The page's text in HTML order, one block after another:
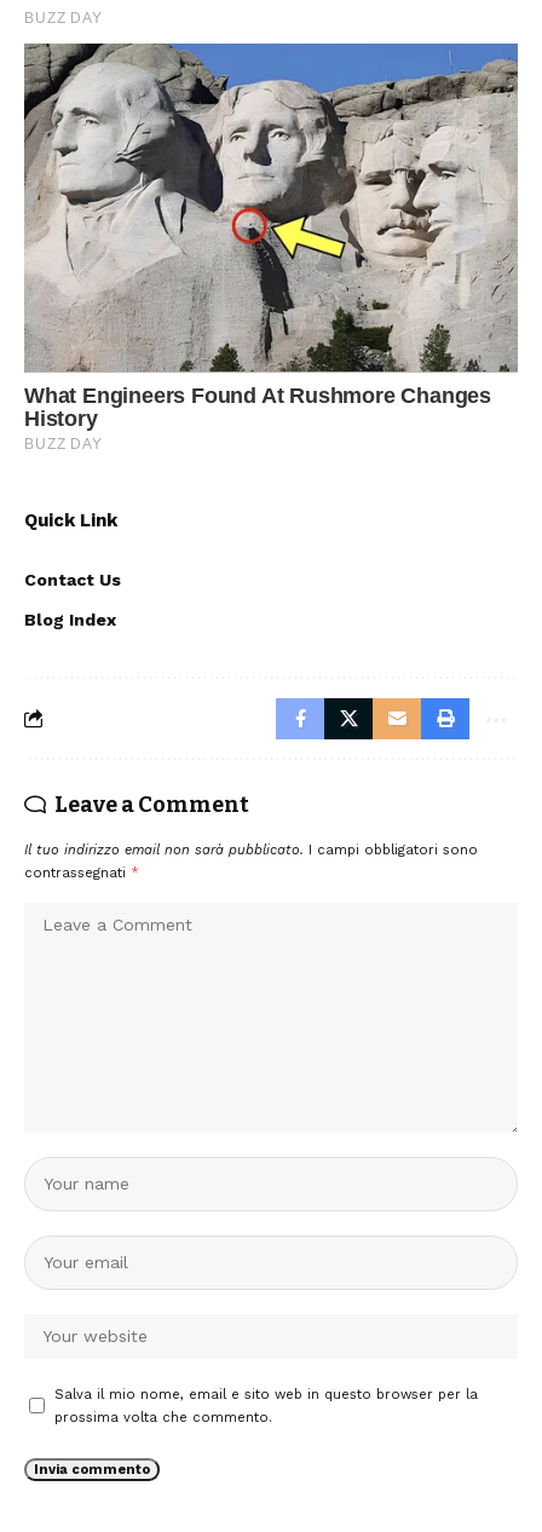
Quick Link
Contact Us
Blog Index
Leave a Comment
Il tuo indirizzo email non sarà pubblicato. I campi obbligatori sono
contrassegnati *
Salva il mio nome, email e sito web in questo browser per la
prossima volta che commento.